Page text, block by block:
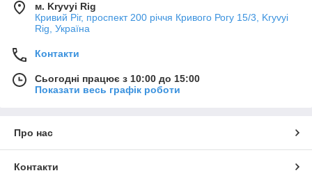
м. Kryvyi Rig
Кривий Ріг, проспект 200 річчя Кривого Рогу 15/3, Kryvyi
Rig, Україна
Контакти
Сьогодні працює з 10:00 до 15:00
Показати весь графік роботи
Про нас
Контакти